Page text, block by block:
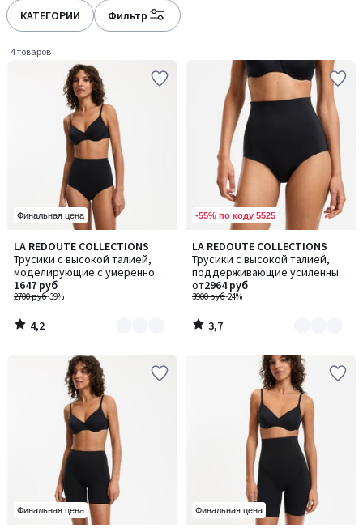
КАТЕГОРИИ Фильтр
4 товаров
Финальная цена
LA REDOUTE COLLECTIONS
Трусики с высокой талией,
моделирующие с умеренной
поддержкой
2700 руб-39%
1647 руб
4,2
/ 5
Количество
цветов:
2
4,2
/
-55% по коду 5525
LA REDOUTE COLLECTIONS
Трусики с высокой талией,
поддерживающие усиленные
Sculptant / Скульптан
3900 руб-24%
от2964 руб
3,7
/ 5
Количество
цветов:
2
3,7
/
Финальная цена Финальная цена